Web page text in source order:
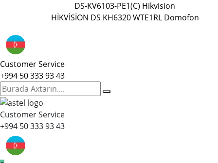
DS-KV6103-PE1(C) Hikvision
HİKVİSİON DS KH6320 WTE1RL Domofon
Customer Service
+994 50 333 93 43
Customer Service
+994 50 333 93 43